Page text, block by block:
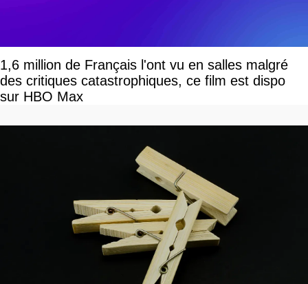
1,6 million de Français l'ont vu en salles malgré
des critiques catastrophiques, ce film est dispo
sur HBO Max